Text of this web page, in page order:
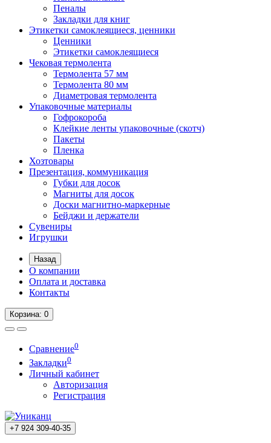
Пеналы
Закладки для книг
Этикетки самоклеящиеся, ценники
Ценники
Этикетки самоклеящиеся
Чековая термолента
Термолента 57 мм
Термолента 80 мм
Диаметровая термолента
Упаковочные материалы
Гофрокороба
Клейкие ленты упаковочные (скотч)
Пакеты
Пленка
Хозтовары
Презентация, коммуникация
Губки для досок
Магниты для досок
Доски магнитно-маркерные
Бейджи и держатели
Сувениры
Игрушки
Назад
О компании
Оплата и доставка
Контакты
Корзина: 0
Сравнение0
Закладки0
Личный кабинет
Авторизация
Регистрация
+7 924 309-40-35